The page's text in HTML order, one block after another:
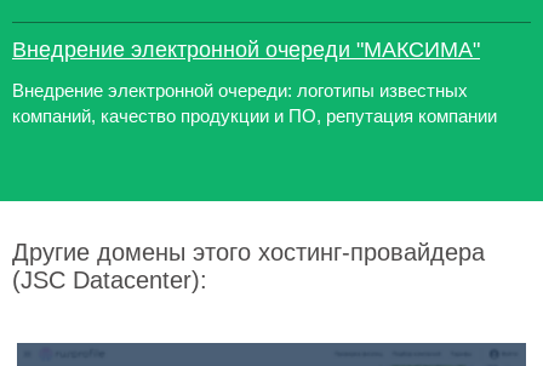
Внедрение электронной очереди "МАКСИМА"
Внедрение электронной очереди: логотипы известных
компаний, качество продукции и ПО, репутация компании
Другие домены этого хостинг-провайдера
(JSC Datacenter):